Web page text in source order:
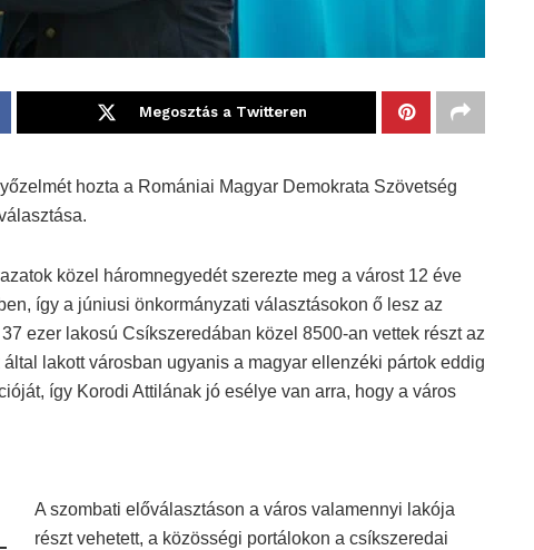
Megosztás a Twitteren
hozta a Romániai Magyar Demokrata Szövetség
közel háromnegyedét szerezte meg a várost 12 éve
így a júniusi önkormányzati választásokon ő lesz az
ezer lakosú Csíkszeredában közel 8500-an vettek részt az
lakott városban ugyanis a magyar ellenzéki pártok eddig
így Korodi Attilának jó esélye van arra, hogy a város
A szombati előválasztáson a város valamennyi lakója
részt vehetett, a közösségi portálokon a csíkszeredai